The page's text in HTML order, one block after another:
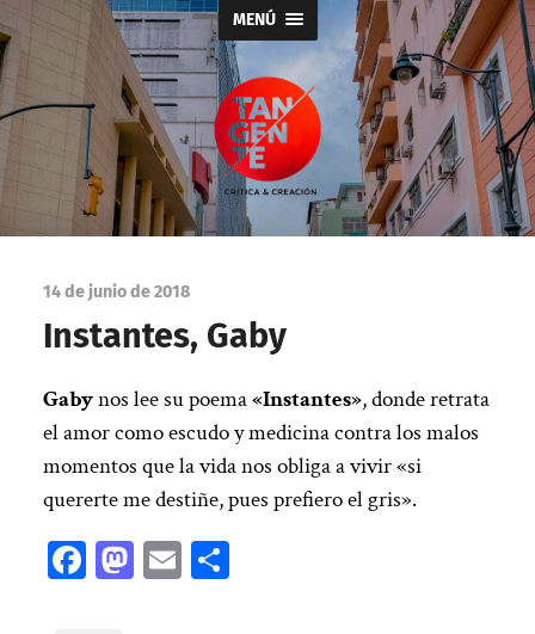
MENÚ
Tangente
14 de junio de 2018
Instantes, Gaby
Gabynos lee su poema«Instantes», donde retrata
el amor como escudo y medicina contra los malos
momentos que la vida nos obliga a vivir «si
quererte me destiñe, pues prefiero el gris».
Facebook
Mastodon
EmailCompartir